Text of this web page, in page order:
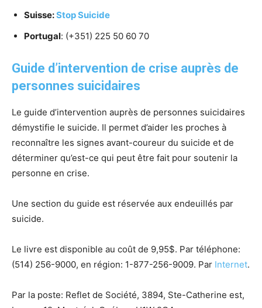
Suisse:Stop Suicide
Portugal: (+351) 225 50 60 70
Guide d’intervention de crise auprès de
personnes suicidaires
Le guide d’intervention auprès de personnes suicidaires
démystifie le suicide. Il permet d’aider les proches à
reconnaître les signes avant-coureur du suicide et de
déterminer qu’est-ce qui peut être fait pour soutenir la
personne en crise.
Une section du guide est réservée aux endeuillés par
suicide.
Le livre est disponible au coût de 9,95$. Par téléphone:
(514) 256-9000, en région: 1-877-256-9009. Par Internet.
Par la poste: Reflet de Société, 3894, Ste-Catherine est,